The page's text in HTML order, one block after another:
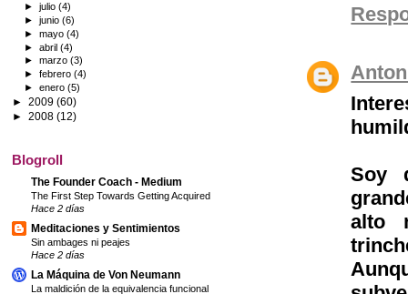
Soy
alto
►julio(4)
►junio(6)
►mayo(4)
►abril(4)
►marzo(3)
►febrero(4)
►enero(5)
► 2009 (60)
► 2008 (12)
Blogroll
The Founder Coach - Medium
The First Step Towards Getting Acquired
Hace 2 días
Meditaciones y Sentimientos
Sin ambages ni peajes
Hace 2 días
La Máquina de Von Neumann
La maldición de la equivalencia funcional